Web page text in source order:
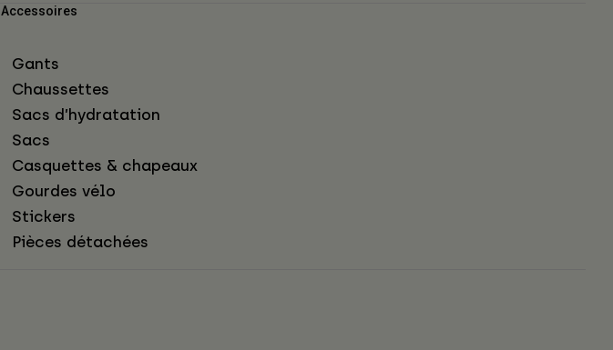
Accessoires
Gants
Chaussettes
Sacs d’hydratation
Sacs
Casquettes & chapeaux
Gourdes vélo
Stickers
Pièces détachées